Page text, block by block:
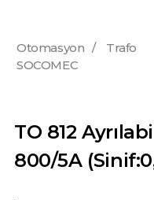
Otomasyon /
Trafo
SOCOMEC
TO 812
800/5A